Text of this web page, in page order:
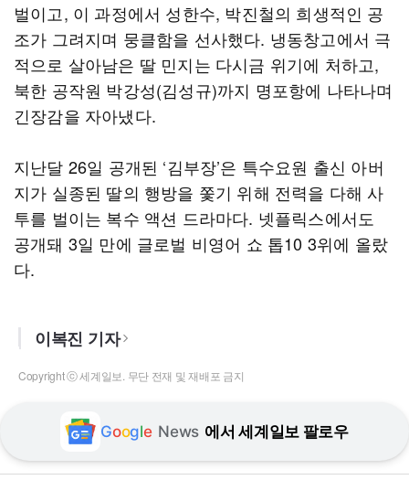
벌이고, 이 과정에서 성한수, 박진철의 희생적인 공
조가 그려지며 뭉클함을 선사했다. 냉동창고에서 극
적으로 살아남은 딸 민지는 다시금 위기에 처하고,
북한 공작원 박강성(김성규)까지 명포항에 나타나며
긴장감을 자아냈다.
지난달 26일 공개된 ‘김부장’은 특수요원 출신 아버
지가 실종된 딸의 행방을 쫓기 위해 전력을 다해 사
투를 벌이는 복수 액션 드라마다. 넷플릭스에서도
공개돼 3일 만에 글로벌 비영어 쇼 톱10 3위에 올랐
다.
이복진 기자
Copyright ⓒ 세계일보. 무단 전재 및 재배포 금지
Google News 에서 세계일보 팔로우